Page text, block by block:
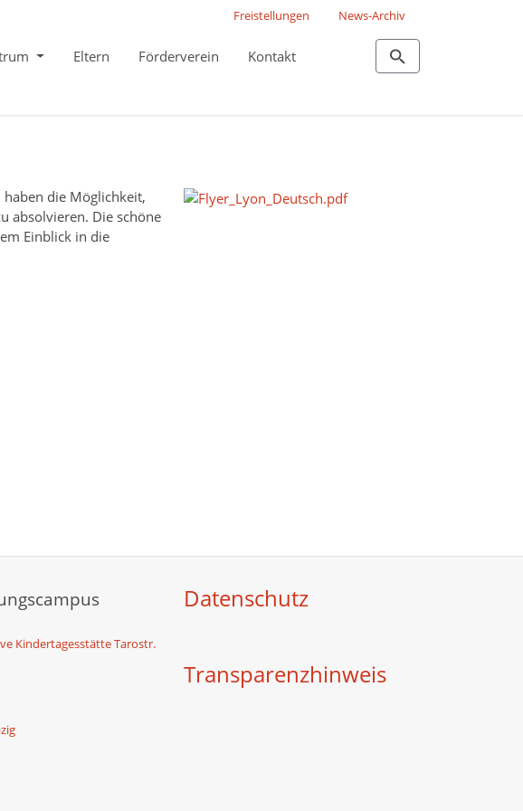
Freistellungen News-Archiv
Eltern Förderverein
Kontakt
haben die Möglichkeit,
absolvieren. Die schöne
Einblick in die
Kindertagesstätte Tarostr.
Datenschutz
Transparenzhinweis